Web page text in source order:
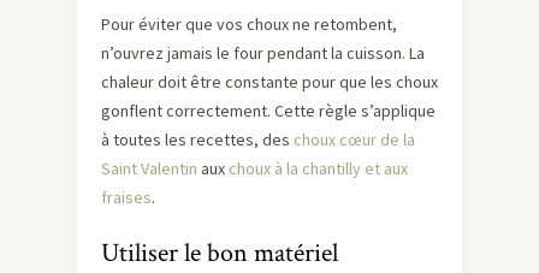
Pour éviter que vos choux ne retombent,
n’ouvrez jamais le four pendant la cuisson. La
chaleur doit être constante pour que les choux
gonflent correctement. Cette règle s’applique
à toutes les recettes, des choux cœur de la
Saint Valentin aux choux à la chantilly et aux
fraises.
Utiliser le bon matériel